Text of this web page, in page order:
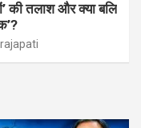
की तलाश और क्या बलि